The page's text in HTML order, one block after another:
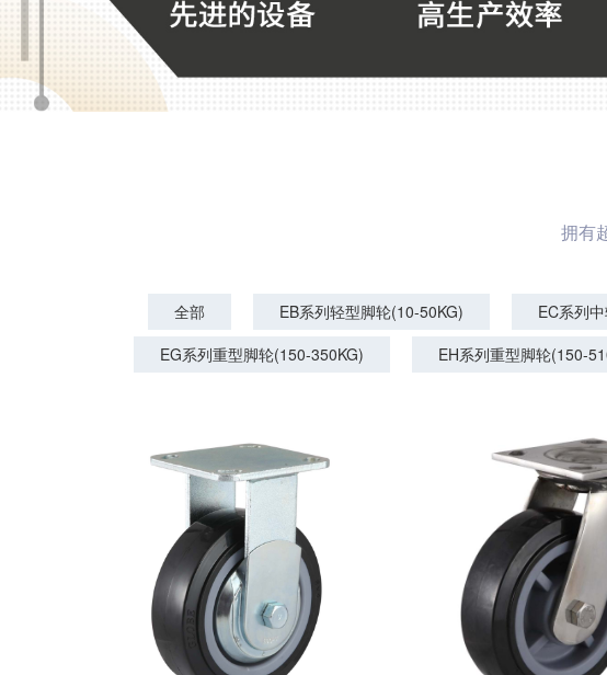
拥有
全部 EB系列轻型脚轮(10-50KG) EC系列
EG系列重型脚轮(150-350KG)
EH系列重型脚轮(150-